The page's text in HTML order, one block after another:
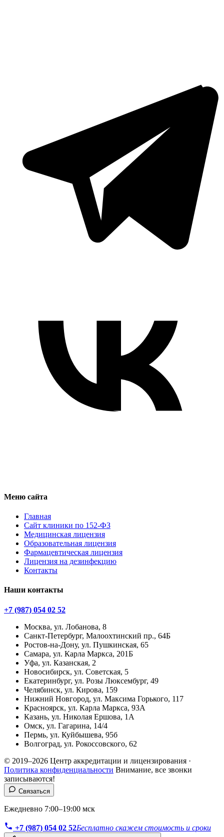
Меню сайта
Главная
Сайт клиники по 152-ФЗ
Медицинская лицензия
Образовательная лицензия
Фармацевтическая лицензия
Лицензия на дезинфекцию
Контакты
Наши контакты
+7 (987) 054 02 52
Москва, ул. Лобанова, 8
Санкт-Петербург, Малоохтинский пр., 64Б
Ростов-на-Дону, ул. Пушкинская, 65
Самара, ул. Карла Маркса, 201Б
Уфа, ул. Казанская, 2
Новосибирск, ул. Советская, 5
Екатеринбург, ул. Розы Люксембург, 49
Челябинск, ул. Кирова, 159
Нижний Новгород, ул. Максима Горького, 117
Красноярск, ул. Карла Маркса, 93А
Казань, ул. Николая Ершова, 1А
Омск, ул. Гагарина, 14/4
Пермь, ул. Куйбышева, 95б
Волгоград, ул. Рокоссовского, 62
© 2019–2026 Центр аккредитации и лицензирования ·
Политика конфиденциальности Внимание, все звонки
записываются!
Связаться
Ежедневно 7:00–19:00 мск
+7 (987) 054 02 52Бесплатно скажем стоимость и сроки